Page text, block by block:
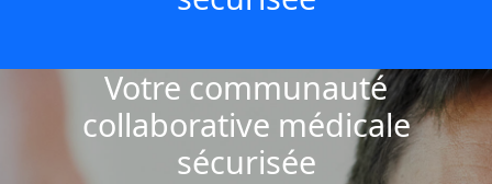
Votre communauté
collaborative médicale
sécurisée